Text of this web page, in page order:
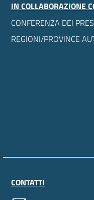
IN COLLABORAZIONE
CONFERENZA DEI
REGIONI/PROVINCE
CONTATTI